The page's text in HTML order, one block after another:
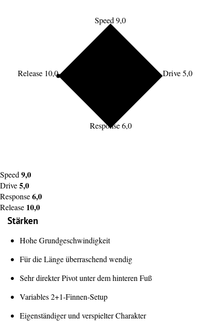
Speed 9,0
Drive 5,0
Response 6,0
Release 10,0
Speed 9,0
Drive5,0
Response6,0
Release 10,0
Stärken
Hohe Grundgeschwindigkeit
Für die Länge überraschend wendig
Sehr direkter Pivot unter dem hinteren Fuß
Variables 2+1-Finnen-Setup
Eigenständiger und verspielter Charakter